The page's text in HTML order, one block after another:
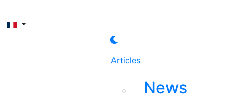
Articles
News